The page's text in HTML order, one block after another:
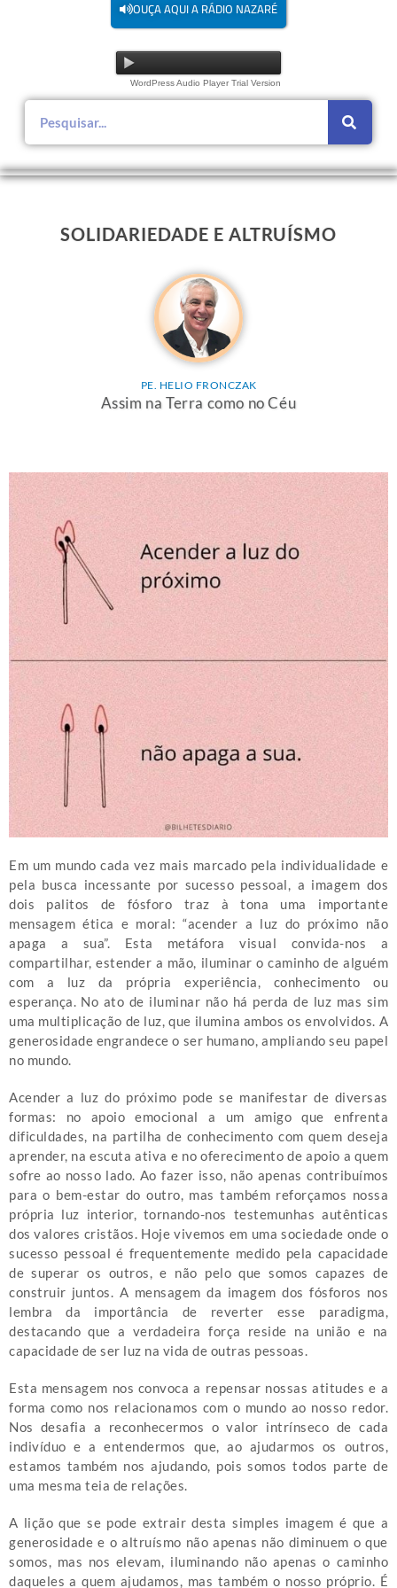
OUÇA AQUI A RÁDIO NAZARÉ
WordPress Audio Player Trial Version
SOLIDARIEDADE E ALTRUÍSMO
PE. HELIO FRONCZAK
Assim na Terra como no Céu
Em um mundo cada vez mais marcado pela individualidade e
pela busca incessante por sucesso pessoal, a imagem dos
dois palitos de fósforo traz à tona uma importante
mensagem ética e moral: “acender a luz do próximo não
apaga a sua”. Esta metáfora visual convida-nos a
compartilhar, estender a mão, iluminar o caminho de alguém
com a luz da própria experiência, conhecimento ou
esperança. No ato de iluminar não há perda de luz mas sim
uma multiplicação de luz, que ilumina ambos os envolvidos. A
generosidade engrandece o ser humano, ampliando seu papel
no mundo.
Acender a luz do próximo pode se manifestar de diversas
formas: no apoio emocional a um amigo que enfrenta
dificuldades, na partilha de conhecimento com quem deseja
aprender, na escuta ativa e no oferecimento de apoio a quem
sofre ao nosso lado. Ao fazer isso, não apenas contribuímos
para o bem-estar do outro, mas também reforçamos nossa
própria luz interior, tornando-nos testemunhas autênticas
dos valores cristãos. Hoje vivemos em uma sociedade onde o
sucesso pessoal é frequentemente medido pela capacidade
de superar os outros, e não pelo que somos capazes de
construir juntos. A mensagem da imagem dos fósforos nos
lembra da importância de reverter esse paradigma,
destacando que a verdadeira força reside na união e na
capacidade de ser luz na vida de outras pessoas.
Esta mensagem nos convoca a repensar nossas atitudes e a
forma como nos relacionamos com o mundo ao nosso redor.
Nos desafia a reconhecermos o valor intrínseco de cada
indivíduo e a entendermos que, ao ajudarmos os outros,
estamos também nos ajudando, pois somos todos parte de
uma mesma teia de relações.
A lição que se pode extrair desta simples imagem é que a
generosidade e o altruísmo não apenas não diminuem o que
somos, mas nos elevam, iluminando não apenas o caminho
daqueles a quem ajudamos, mas também o nosso próprio. É